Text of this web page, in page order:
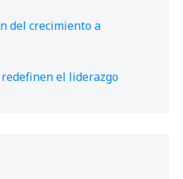
del crecimiento a
el liderazgo